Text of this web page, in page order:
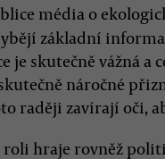
média o
základní
je skutečně vážná
náročné
raději zavírají oči,
roli hraje rovněž